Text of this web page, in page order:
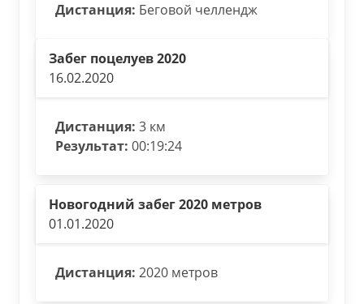
Дистанция: Беговой челлендж
Забег поцелуев 2020
16.02.2020
Дистанция: 3 км
Результат: 00:19:24
Новогодний забег 2020 метров
01.01.2020
Дистанция: 2020 метров